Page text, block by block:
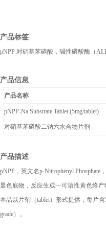
产品标签
pNPP 对硝基苯磷酸 ， 碱性磷酸酶（
产品信息
产品名称
pNPP-Na Substrate Tablet (5mg/tablet)
对硝基苯磷酸二钠六水合物片剂
产品描述
pNPP ，英文名p-Nitrophenyl Phosphate
显色底物，反应生成一可溶性黄色终产
本品以片剂（tablet）形式提供，每片含
grade）。